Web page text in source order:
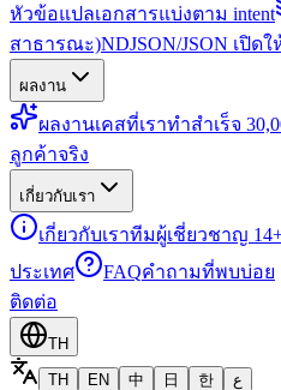
หัวข้อแปลเอกสารแบ่งตาม intent
สาธารณะ)NDJSON/JSON เปิ
ผลงาน
ผลงานเคสที่เราทำสำเร็จ
ลูกค้าจริง
เกี่ยวกับเรา
เกี่ยวกับเราทีมผู้เชี่ยวชาญ
ประเทศ
FAQคำถามที่พบบ่อย
ติดต่อ
TH
TH
EN 中 日 한 ع